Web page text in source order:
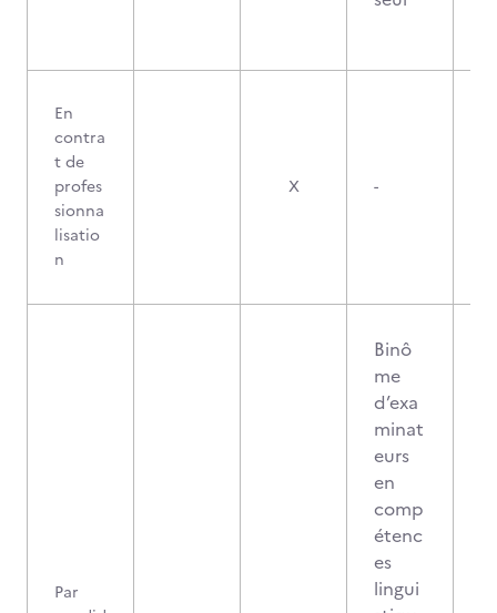
En
contra
t de
profes
sionna
lisatio
n
X -
Par
Binô
me
d’exa
minat
eurs
en
comp
étenc
es
lingui